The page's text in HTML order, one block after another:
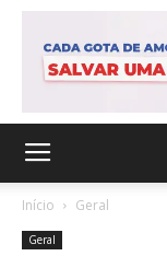
Início Geral
Geral